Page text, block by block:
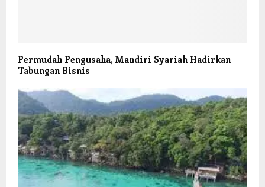
Permudah Pengusaha, Mandiri Syariah Hadirkan
Tabungan Bisnis